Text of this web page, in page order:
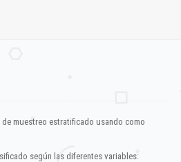
muestreo estratificado usando como
según las diferentes variables: